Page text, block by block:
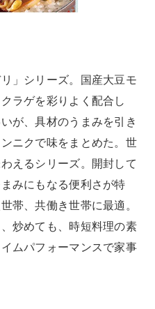
」シリーズ。国産大豆モ
ラゲを彩りよく配合し
が、具材のうまみを引き
ニクで味をまとめた。世
えるシリーズ。開封して
みにもなる便利さが特
帯、共働き世帯に最適。
炒めても、時短料理の素
ムパフォーマンスで家事